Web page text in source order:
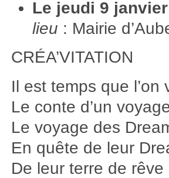
Le jeudi 9
lieu : Mairie
CRÉA’VITATION
Il est temps que l’on
Le conte d’un
Le voyage des
En quête de leur
De leur terre de rêve